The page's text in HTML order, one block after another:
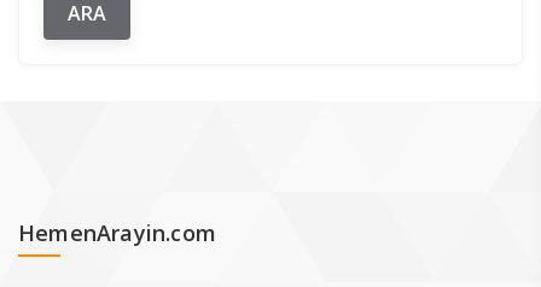
HemenArayin.com